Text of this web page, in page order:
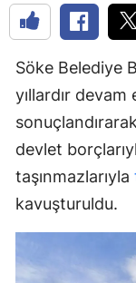
Söke Belediye
yıllardır devam
devlet
taşınmazlarıyla
kavuşturuldu.